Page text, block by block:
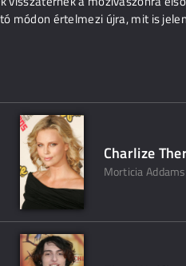
módon értelmezi újra, mit is
Charlize
Morticia